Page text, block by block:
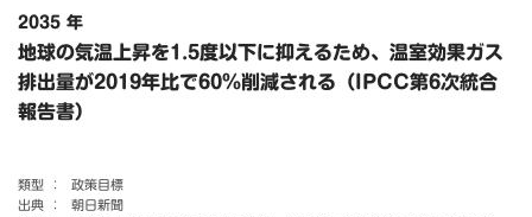
2035 年
地球の気温上昇を1.5度以下に抑えるため、温室効果ガス
排出量が2019年比で60％削減される（IPCC第6次統合
報告書）
類型 ：
政策目標
出典 ：
朝日新聞